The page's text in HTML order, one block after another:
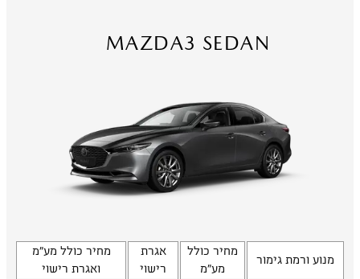
MAZDA3 SEDAN
מנוע ורמת גימור
מחיר כולל
מע"מ
אגרת
רישוי
מחיר כולל מע"מ
ואגרת רישוי